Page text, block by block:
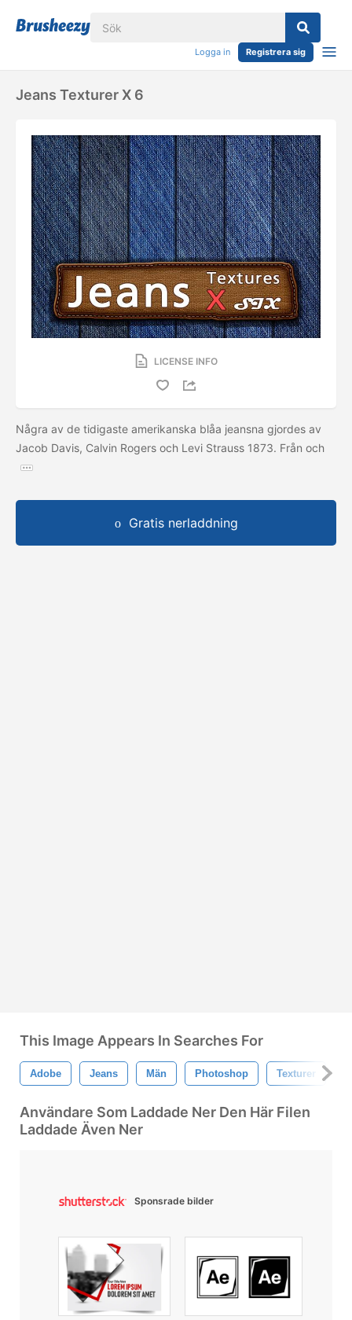
Logga in Registrera sig
Jeans Texturer X 6
LICENSE INFO
Några av de tidigaste amerikanska blåa jeansna gjordes av
Jacob Davis, Calvin Rogers och Levi Strauss 1873. Från och
Gratis nerladdning
This Image Appears In Searches For
Adobe Jeans Män Photoshop Texturer
Användare Som Laddade Ner Den Här Filen
Laddade Även Ner
Sponsrade bilder